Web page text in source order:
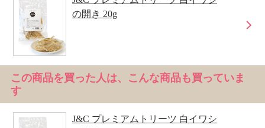
の開き 20g
この商品を買った人は、こんな商品も買っていま
す
J&C プレミアムトリーツ 白イワシ